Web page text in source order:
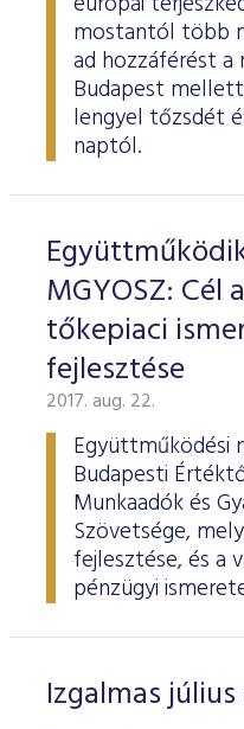
mostantól több
ad hozzáférést a
Budapest
lengyel tőzsdét
naptól.
MGYOSZ: Cél
tőkepiaci
fejlesztése
2017. aug. 22.
Együttműködési
Budapesti
Munkaadók és
Szövetsége,
fejlesztése, és a
pénzügyi
Izgalmas július